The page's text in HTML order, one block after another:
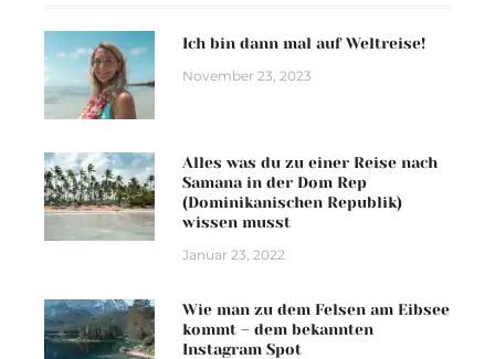
Ich bin dann mal auf Weltreise!
November 23, 2023
Alles was du zu einer Reise nach
Samana in der Dom Rep
(Dominikanischen Republik)
wissen musst
Januar 23, 2022
Wie man zu dem Felsen am Eibsee
kommt – dem bekannten
Instagram Spot